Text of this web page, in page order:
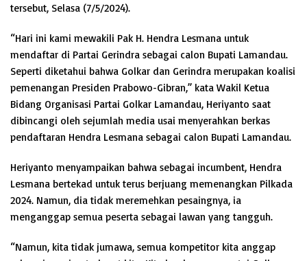
tersebut, Selasa (7/5/2024).
“Hari ini kami mewakili Pak H. Hendra Lesmana untuk
mendaftar di Partai Gerindra sebagai calon Bupati Lamandau.
Seperti diketahui bahwa Golkar dan Gerindra merupakan koalisi
pemenangan Presiden Prabowo-Gibran,” kata Wakil Ketua
Bidang Organisasi Partai Golkar Lamandau, Heriyanto saat
dibincangi oleh sejumlah media usai menyerahkan berkas
pendaftaran Hendra Lesmana sebagai calon Bupati Lamandau.
Heriyanto menyampaikan bahwa sebagai incumbent, Hendra
Lesmana bertekad untuk terus berjuang memenangkan Pilkada
2024. Namun, dia tidak meremehkan pesaingnya, ia
menganggap semua peserta sebagai lawan yang tangguh.
“Namun, kita tidak jumawa, semua kompetitor kita anggap